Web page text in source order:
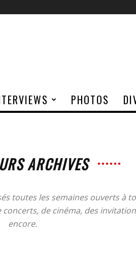
PHOTOS
ARCHIVES
toutes les semaines ouverts à
de cinéma, des
encore.